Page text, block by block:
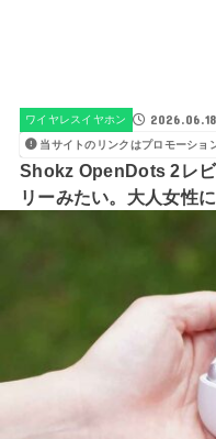
ワイヤレスイヤホン 2026.06.18
当サイトのリンクはプロモーショ
Shokz OpenDots 2レ
リーみたい。大人女性